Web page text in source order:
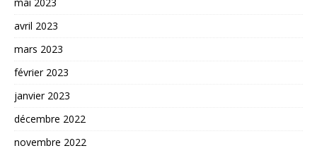
avril 2023
mars 2023
février 2023
janvier 2023
décembre 2022
novembre 2022